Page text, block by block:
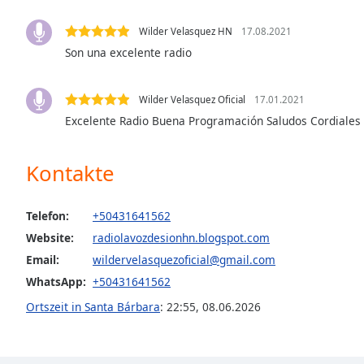
window.
Color
Color
Opacity
Caption
Wilder Velasquez HN 17.08.2021
Son una excelente radio
Wilder Velasquez Oficial 17.01.2021
Excelente Radio Buena Programación Saludos Cordiales
Kontakte
Telefon:
+50431641562
Website:
radiolavozdesionhn.blogspot.com
Email:
wildervelasquezoficial@gmail.com
WhatsApp: +50431641562
Ortszeit in Santa Bárbara: 22:55, 08.06.2026